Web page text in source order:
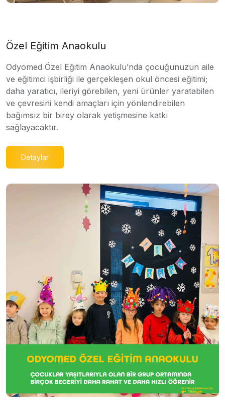
Özel Eğitim Anaokulu
Odyomed Özel Eğitim Anaokulu’nda çocuğunuzun aile
ve eğitimci işbirliği ile gerçekleşen okul öncesi eğitimi;
daha yaratıcı, ileriyi görebilen, yeni ürünler yaratabilen
ve çevresini kendi amaçları için yönlendirebilen
bağımsız bir birey olarak yetişmesine katkı
sağlayacaktır.
Detaylar